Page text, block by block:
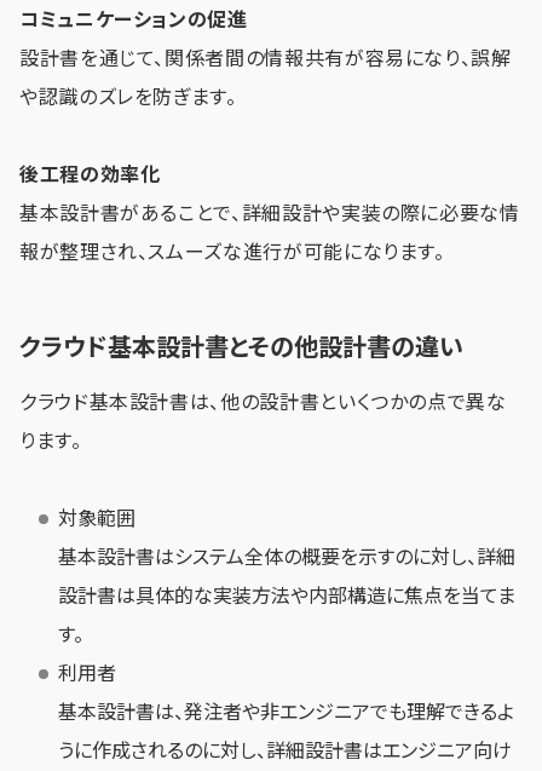
コミュニケーションの促進
設計書を通じて、関係者間の情報共有が容易になり、誤解
や認識のズレを防ぎます。
後工程の効率化
基本設計書があることで、詳細設計や実装の際に必要な情
報が整理され、スムーズな進行が可能になります。
クラウド基本設計書とその他設計書の違い
クラウド基本設計書は、他の設計書といくつかの点で異な
ります。
対象範囲
基本設計書はシステム全体の概要を示すのに対し、詳細
設計書は具体的な実装方法や内部構造に焦点を当てま
す。
利用者
基本設計書は、発注者や非エンジニアでも理解できるよ
うに作成されるのに対し、詳細設計書はエンジニア向け